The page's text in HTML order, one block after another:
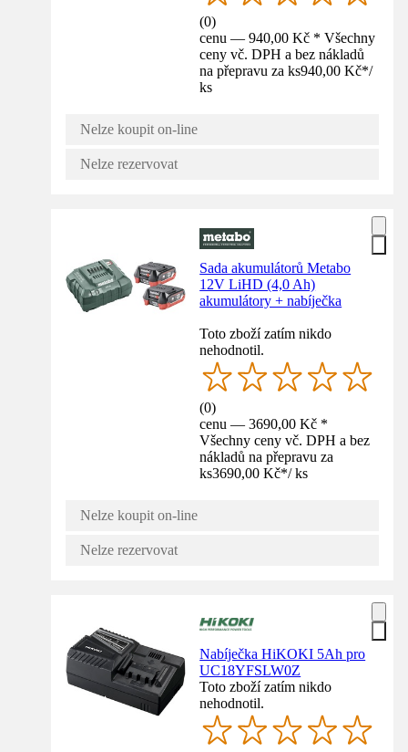
(0)
cenu — 940,00 Kč * Všechny
ceny vč. DPH a bez nákladů
na přepravu za ks940,00 Kč*/
ks
Nelze koupit on-line
Nelze rezervovat
Sada akumulátorů Metabo
12V LiHD (4,0 Ah)
akumulátory + nabíječka
Toto zboží zatím nikdo
nehodnotil.
(0)
cenu — 3690,00 Kč *
Všechny ceny vč. DPH a bez
nákladů na přepravu za
ks3690,00 Kč*/ ks
Nelze koupit on-line
Nelze rezervovat
Nabíječka HiKOKI 5Ah pro
UC18YFSLW0Z
Toto zboží zatím nikdo
nehodnotil.